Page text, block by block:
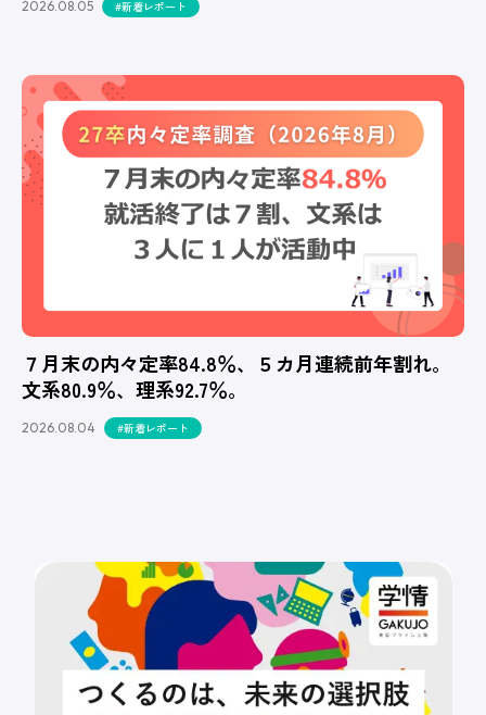
2026.08.05 #新着レポート
７月末の内々定率84.8％、５カ月連続前年割れ。
文系80.9％、理系92.7％。
2026.08.04 #新着レポート